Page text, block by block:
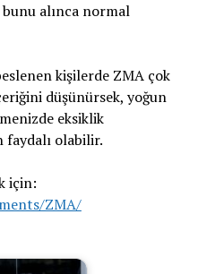
alınca normal
kişilerde ZMA çok
düşünürsek, yoğun
eksiklik
faydalı olabilir.
için:
ZMA/